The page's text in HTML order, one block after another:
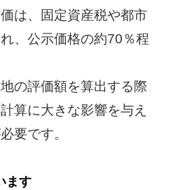
は、固定資産税や都市
、公示価格の約70％程
の評価額を算出する際
算に大きな影響を与え
要です。
ます